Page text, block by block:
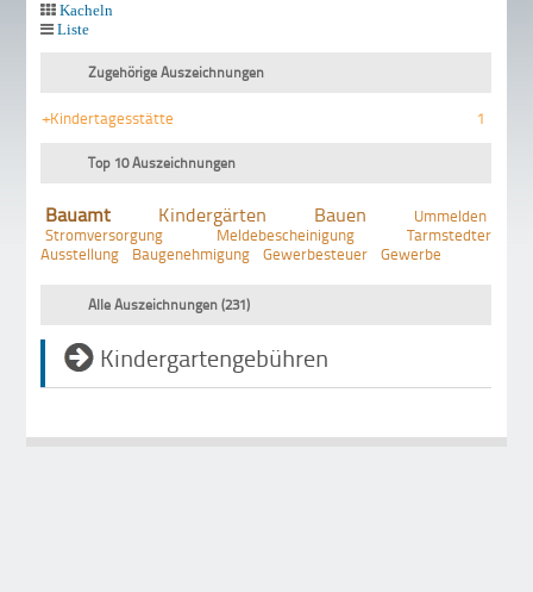
Kacheln
Liste
Zugehörige Auszeichnungen
+Kindertagesstätte 1
Top 10 Auszeichnungen
Bauamt Kindergärten Bauen
Ummelden
Stromversorgung
Meldebescheinigung
Tarmstedter
Ausstellung
Baugenehmigung Gewerbesteuer Gewerbe
Alle Auszeichnungen (231)
Kindergartengebühren